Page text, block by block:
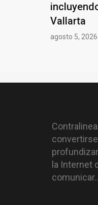
Vallarta
agosto 5, 2026
la Internet